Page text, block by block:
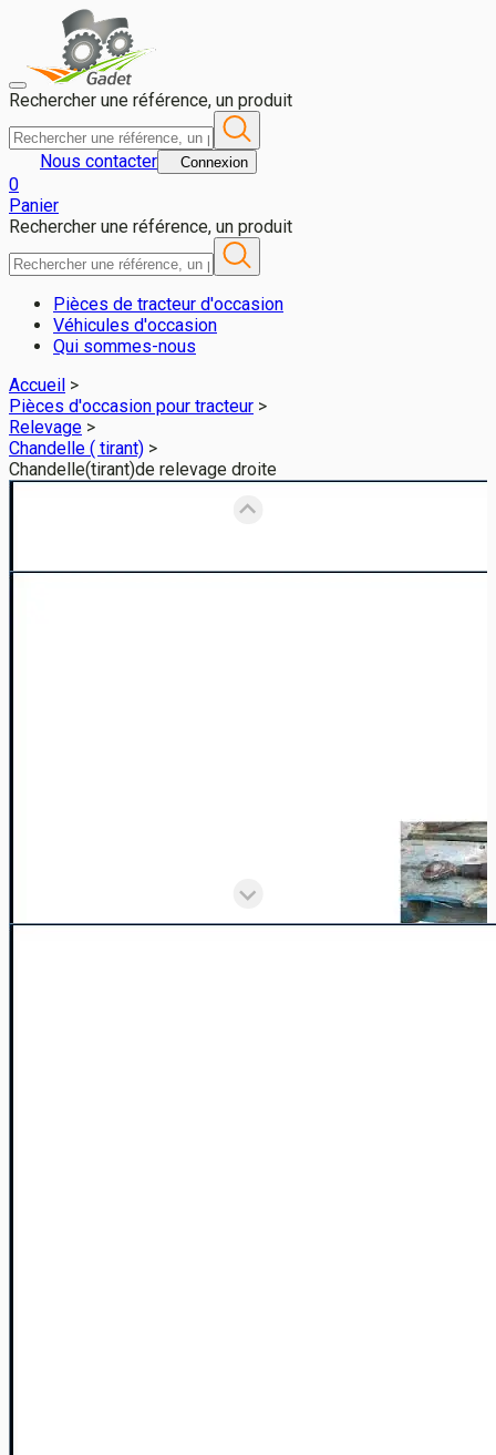
Chandelle(tirant)de relevage droite pour CLAAS ARION 650 C
Rechercher une référence, un produit
Nous contacter Connexion
0
Panier
Rechercher une référence, un produit
Pièces de tracteur d'occasion
Véhicules d'occasion
Qui sommes-nous
Accueil >
Pièces d'occasion pour tracteur >
Relevage >
Chandelle ( tirant) >
Chandelle(tirant)de relevage droite